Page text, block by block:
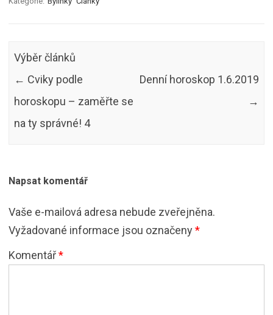
Výběr článků
← Cviky podle
horoskopu – zaměřte se
na ty správné! 4
Denní horoskop 1.6.2019
→
Napsat komentář
Vaše e-mailová adresa nebude zveřejněna.
Vyžadované informace jsou označeny*
Komentář*